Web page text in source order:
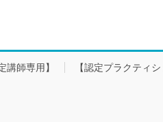
講師専用】 【認定プラクティシ